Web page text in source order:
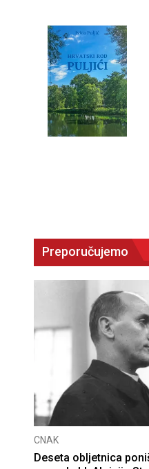
Preporučujemo
CNAK
Deseta obljetnica